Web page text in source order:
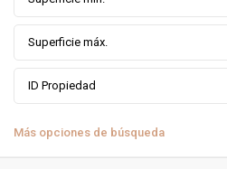
Más opciones de búsqueda